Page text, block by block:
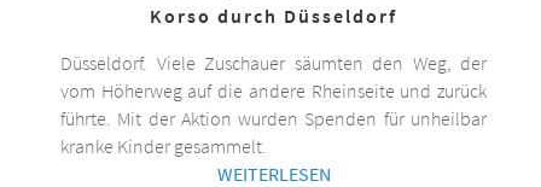
Korso durch Düsseldorf
Düsseldorf. Viele Zuschauer säumten den Weg, der
vom Höherweg auf die andere Rheinseite und zurück
führte. Mit der Aktion wurden Spenden für unheilbar
kranke Kinder gesammelt.
WEITERLESEN